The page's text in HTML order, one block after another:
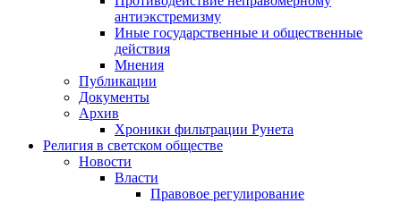
антиэкстремизму
Иные государственные и общественные
действия
Мнения
Публикации
Документы
Архив
Хроники фильтрации Рунета
Религия в светском обществе
Новости
Власти
Правовое регулирование